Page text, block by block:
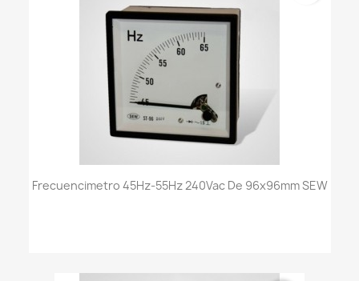
Frecuencimetro 45Hz-55Hz 240Vac De 96x96mm SEW